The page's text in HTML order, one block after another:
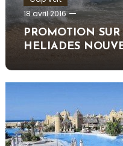
18 avril 2016
admin
PROMOTION
HELIADES